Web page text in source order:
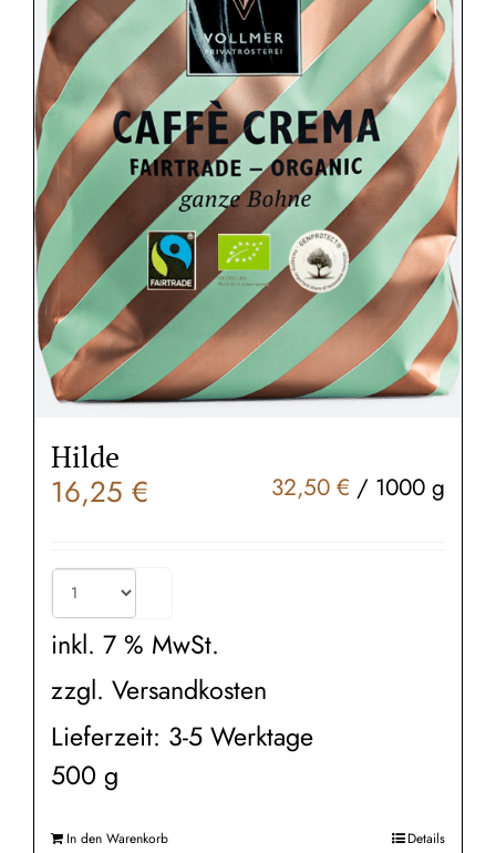
Hilde
16,25 € 32,50 € / 1000 g
inkl. 7 % MwSt.
zzgl. Versandkosten
Lieferzeit: 3-5 Werktage
500 g
In den Warenkorb Details